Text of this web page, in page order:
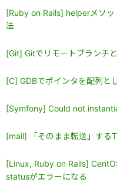
[Ruby on Rails] helperメソ
法
[Git] Gitでリモートブランチ
[C] GDBでポインタを配列と
[Symfony] Could not
[mail] 「そのまま転送」する
[Linux, Ruby on Rails]
statusがエラーになる